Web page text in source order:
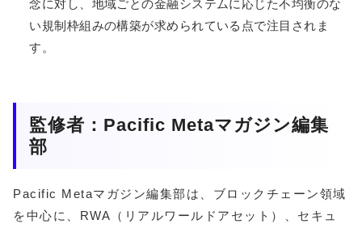
念に対し、地域ごとの金融システムに応じた不均衡のな
い規制枠組みの構築が求められている点で注目されま
す。
監修者：Pacific Metaマガジン編集
部
Pacific Metaマガジン編集部は、ブロックチェーン領域
を中心に、RWA（リアルワールドアセット）、セキュ